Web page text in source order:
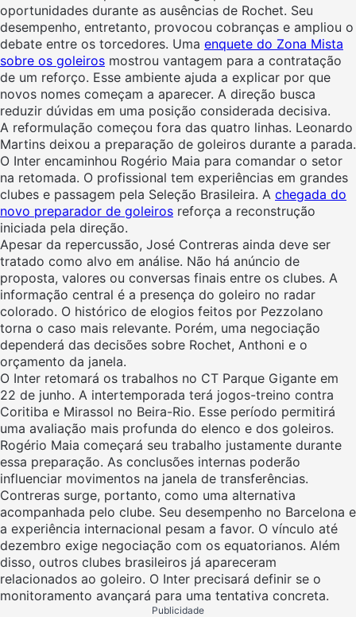
oportunidades durante as ausências de Rochet. Seu
desempenho, entretanto, provocou cobranças e ampliou o
debate entre os torcedores. Uma enquete do Zona Mista
sobre os goleiros mostrou vantagem para a contratação
de um reforço. Esse ambiente ajuda a explicar por que
novos nomes começam a aparecer. A direção busca
reduzir dúvidas em uma posição considerada decisiva.
A reformulação começou fora das quatro linhas. Leonardo
Martins deixou a preparação de goleiros durante a parada.
O Inter encaminhou Rogério Maia para comandar o setor
na retomada. O profissional tem experiências em grandes
clubes e passagem pela Seleção Brasileira. A chegada do
novo preparador de goleiros reforça a reconstrução
iniciada pela direção.
Apesar da repercussão, José Contreras ainda deve ser
tratado como alvo em análise. Não há anúncio de
proposta, valores ou conversas finais entre os clubes. A
informação central é a presença do goleiro no radar
colorado. O histórico de elogios feitos por Pezzolano
torna o caso mais relevante. Porém, uma negociação
dependerá das decisões sobre Rochet, Anthoni e o
orçamento da janela.
O Inter retomará os trabalhos no CT Parque Gigante em
22 de junho. A intertemporada terá jogos-treino contra
Coritiba e Mirassol no Beira-Rio. Esse período permitirá
uma avaliação mais profunda do elenco e dos goleiros.
Rogério Maia começará seu trabalho justamente durante
essa preparação. As conclusões internas poderão
influenciar movimentos na janela de transferências.
Contreras surge, portanto, como uma alternativa
acompanhada pelo clube. Seu desempenho no Barcelona e
a experiência internacional pesam a favor. O vínculo até
dezembro exige negociação com os equatorianos. Além
disso, outros clubes brasileiros já apareceram
relacionados ao goleiro. O Inter precisará definir se o
monitoramento avançará para uma tentativa concreta.
Publicidade